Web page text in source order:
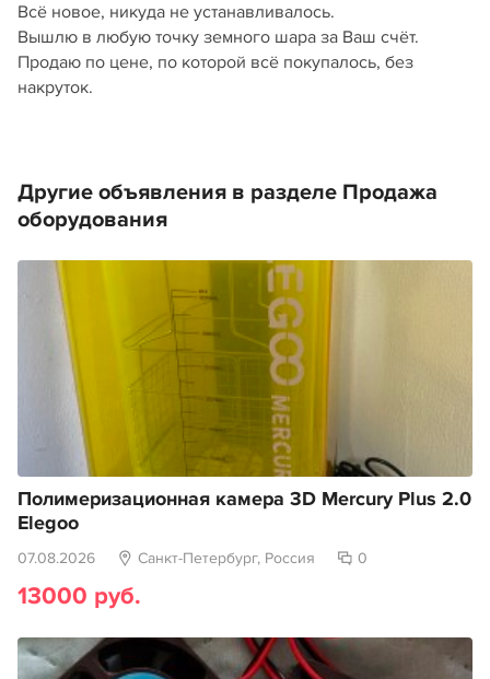
Всё новое, никуда не устанавливалось.
Вышлю в любую точку земного шара за Ваш счёт.
Продаю по цене, по которой всё покупалось, без
накруток.
Другие объявления в разделе Продажа
оборудования
Полимеризационная камера 3D Mercury Plus 2.0
Elegoo
07.08.2026 Санкт-Петербург, Россия 0
13000 руб.